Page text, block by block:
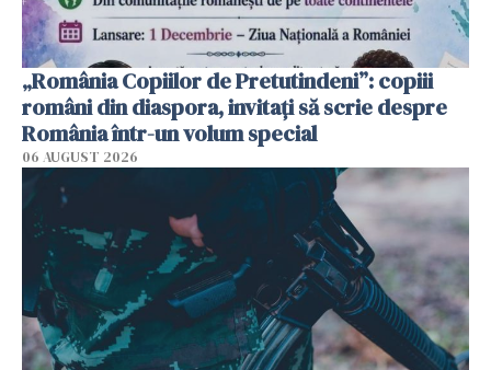
„România Copiilor de Pretutindeni”: copiii
români din diaspora, invitați să scrie despre
România într-un volum special
06 AUGUST 2026